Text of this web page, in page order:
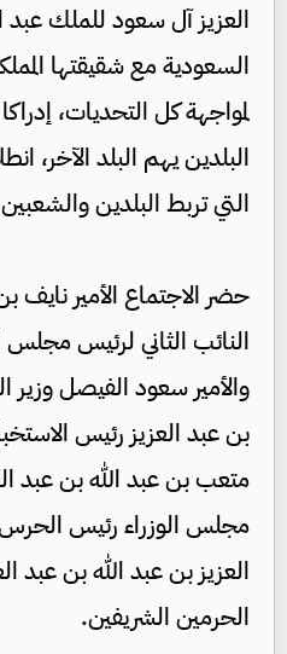
العزيز آل سعود للملك عبد
السعودية مع شقيقتها
لمواجهة كل التحديات،
البلدين يهم البلد الآخر،
التي تربط البلدين
حضر الاجتماع الأمير نايف
النائب الثاني لرئيس مجلس
والأمير سعود الفيصل وزير
بن عبد العزيز رئيس
متعب بن عبد الله بن عبد
مجلس الوزراء رئيس الحرس
العزيز بن عبد الله بن عبد
الحرمين الشريفين.